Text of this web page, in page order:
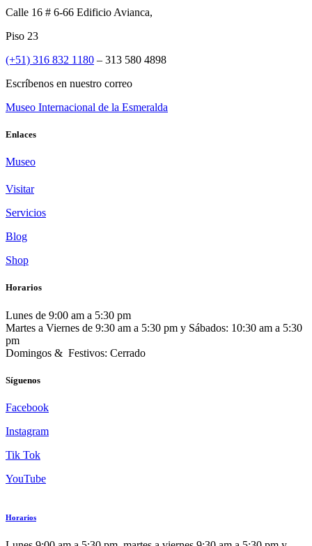
Calle 16 # 6-66 Edificio Avianca,
Piso 23
(+51) 316 832 1180 – 313 580 4898
Escríbenos en nuestro correo
Museo Internacional de la Esmeralda
Enlaces
Museo
Visitar
Servicios
Blog
Shop
Horarios
Lunes de 9:00 am a 5:30 pm
Martes a Viernes de 9:30 am a 5:30 pm y Sábados: 10:30 am a 5:30
pm
Domingos & Festivos: Cerrado
Síguenos
Facebook
Instagram
Tik Tok
YouTube
Horarios